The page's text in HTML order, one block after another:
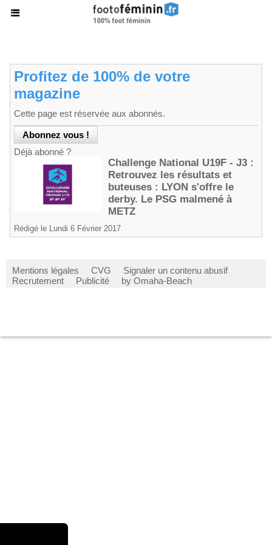
Profitez de 100% de votre
magazine
Cette page est réservée aux abonnés.
Déjà abonné ?
Challenge National U19F - J3 :
Retrouvez les résultats et
buteuses : LYON s'offre le
derby. Le PSG malmené à
METZ
Rédigé le Lundi 6 Février 2017
Mentions légales CVG
Signaler un contenu abusif
Recrutement
Publicité by Omaha-Beach